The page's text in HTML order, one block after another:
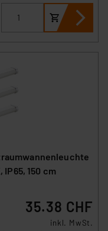
150 cm
35.38 CHF
inkl. MwSt.